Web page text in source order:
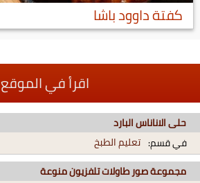
كفتة داوود باشا
اقرأ في الموقع
حلى الاناناس البارد
في قسم: تعليم الطبخ
مجموعة صور طاولات تلفزيون منوعة